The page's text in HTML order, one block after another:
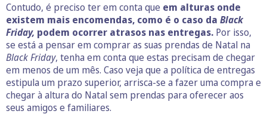
Contudo, é preciso ter em conta que em alturas onde
existem mais encomendas, como é o caso da Black
Friday, podem ocorrer atrasos nas entregas. Por isso,
se está a pensar em comprar as suas prendas de Natal na
Black Friday, tenha em conta que estas precisam de chegar
em menos de um mês. Caso veja que a política de entregas
estipula um prazo superior, arrisca-se a fazer uma compra e
chegar à altura do Natal sem prendas para oferecer aos
seus amigos e familiares.